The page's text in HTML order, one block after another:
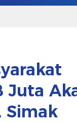
Juta
Simak